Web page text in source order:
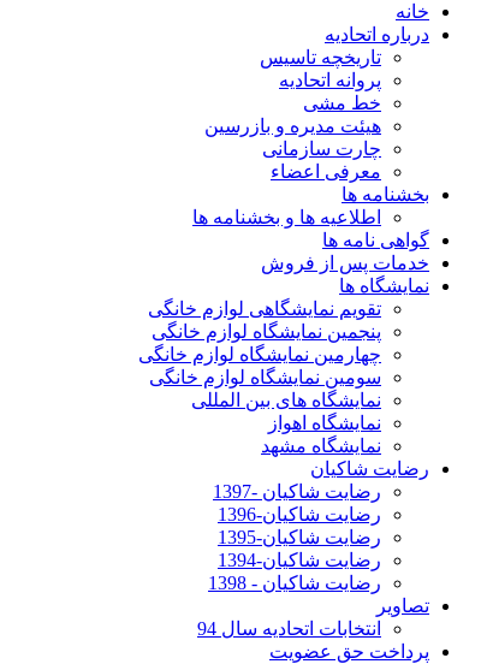
خانه
درباره اتحادیه
تاریخچه تاسیس
پروانه اتحادیه
خط مشی
هیئت مدیره و بازرسین
چارت سازمانی
معرفی اعضاء
بخشنامه ها
اطلاعیه ها و بخشنامه ها
گواهی نامه ها
خدمات پس از فروش
نمایشگاه ها
تقویم نمایشگاهی لوازم خانگی
پنجمین نمایشگاه لوازم خانگی
چهارمین نمایشگاه لوازم خانگی
سومین نمایشگاه لوازم خانگی
نمایشگاه های بین المللی
نمایشگاه اهواز
نمایشگاه مشهد
رضایت شاکیان
رضایت شاکیان -1397
رضایت شاکیان-1396
رضایت شاکیان-1395
رضایت شاکیان-1394
رضایت شاکیان - 1398
تصاویر
انتخابات اتحادیه سال 94
پرداخت حق عضویت